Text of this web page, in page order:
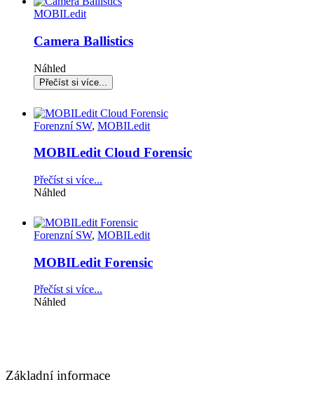
MOBILedit
Camera Ballistics
Náhled
Forenzní SW, MOBILedit
MOBILedit Cloud Forensic
Přečíst si více...
Náhled
Forenzní SW, MOBILedit
MOBILedit Forensic
Přečíst si více...
Náhled
Základní informace